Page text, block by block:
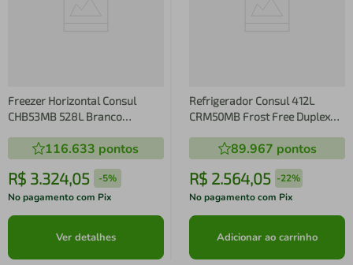
Freezer Horizontal Consul
CHB53MB 528L Branco
116.633 pontos
R$ 3.324,05 -5%
No pagamento com Pix
Ver detalhes
Refrigerador Consul 412L
CRM50MB Frost Free Duplex
89.967 pontos
R$ 2.564,05 -22%
No pagamento com Pix
Adicionar ao carrinho